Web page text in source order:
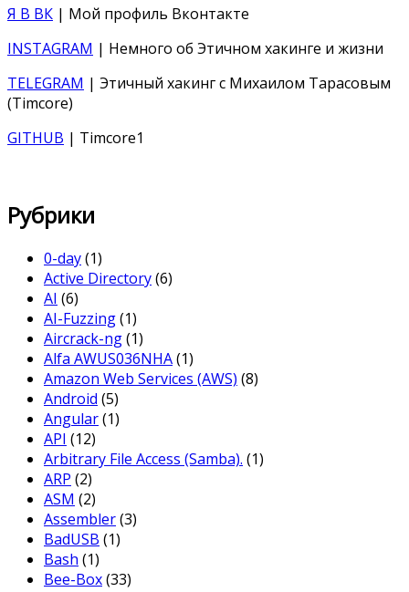
Я В ВК | Мой профиль Вконтакте
INSTAGRAM | Немного об Этичном хакинге и жизни
TELEGRAM | Этичный хакинг с Михаилом Тарасовым
(Timcore)
GITHUB | Timcore1
Рубрики
0-day(1)
Active Directory(6)
AI (6)
AI-Fuzzing(1)
Aircrack-ng(1)
Alfa AWUS036NHA(1)
Amazon Web Services (AWS) (8)
Android (5)
Angular(1)
API (12)
Arbitrary File Access (Samba). (1)
ARP (2)
ASM (2)
Assembler(3)
BadUSB (1)
Bash (1)
Bee-Box(33)